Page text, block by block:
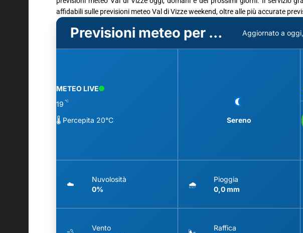
affidabili sulle previsioni meteo Val di Vizze weekend, oltre alle più accurate
Previsioni meteo per Val di Vizze (BZ) Aggiornato a oggi,
METEO LIVE
19 °C
🌡️ Percepita 20°C Sereno
☁️
Nuvolosità
0%
🌧️
Pioggia
0,0 mm
Vento
Raffica